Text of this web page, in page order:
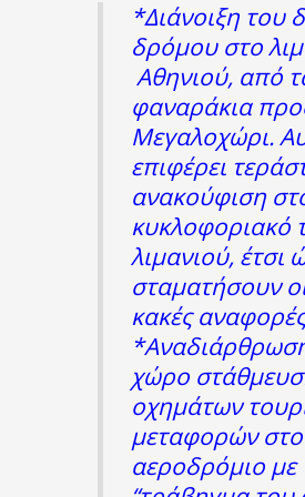
*Διάνοιξη του
δρόμου στο
Αθηνιού, από
φαναράκια
Μεγαλοχώρι.
επιφέρει
ανακούφιση
κυκλοφοριακό
λιμανιού, έτσι
σταματήσουν
κακές
χώρο
οχημάτων
μεταφορών στο
αεροδρόμιο με